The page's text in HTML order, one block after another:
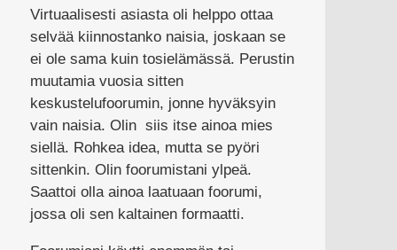
Virtuaalisesti asiasta oli helppo ottaa
selvää kiinnostanko naisia, joskaan se
ei ole sama kuin tosielämässä. Perustin
muutamia vuosia sitten
keskustelufoorumin, jonne hyväksyin
vain naisia. Olin siis itse ainoa mies
siellä. Rohkea idea, mutta se pyöri
sittenkin. Olin foorumistani ylpeä.
Saattoi olla ainoa laatuaan foorumi,
jossa oli sen kaltainen formaatti.